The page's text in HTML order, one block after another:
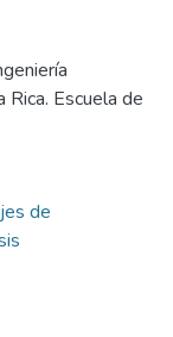
Escuela de
de